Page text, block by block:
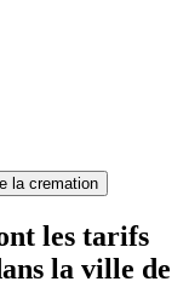
la cremation
les tarifs
la ville de